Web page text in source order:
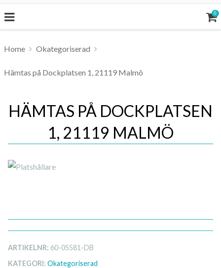
0
Home Okategoriserad
Hämtas på Dockplatsen 1, 21119 Malmö
HÄMTAS PÅ DOCKPLATSEN
1, 21119 MALMÖ
ARTIKELNR: 60-05581-DB
KATEGORI: Okategoriserad